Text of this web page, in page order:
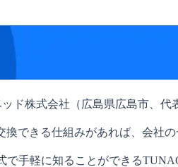
株式会社（広島県広島市、
できる仕組みがあれば、会社
手軽に知ることができる